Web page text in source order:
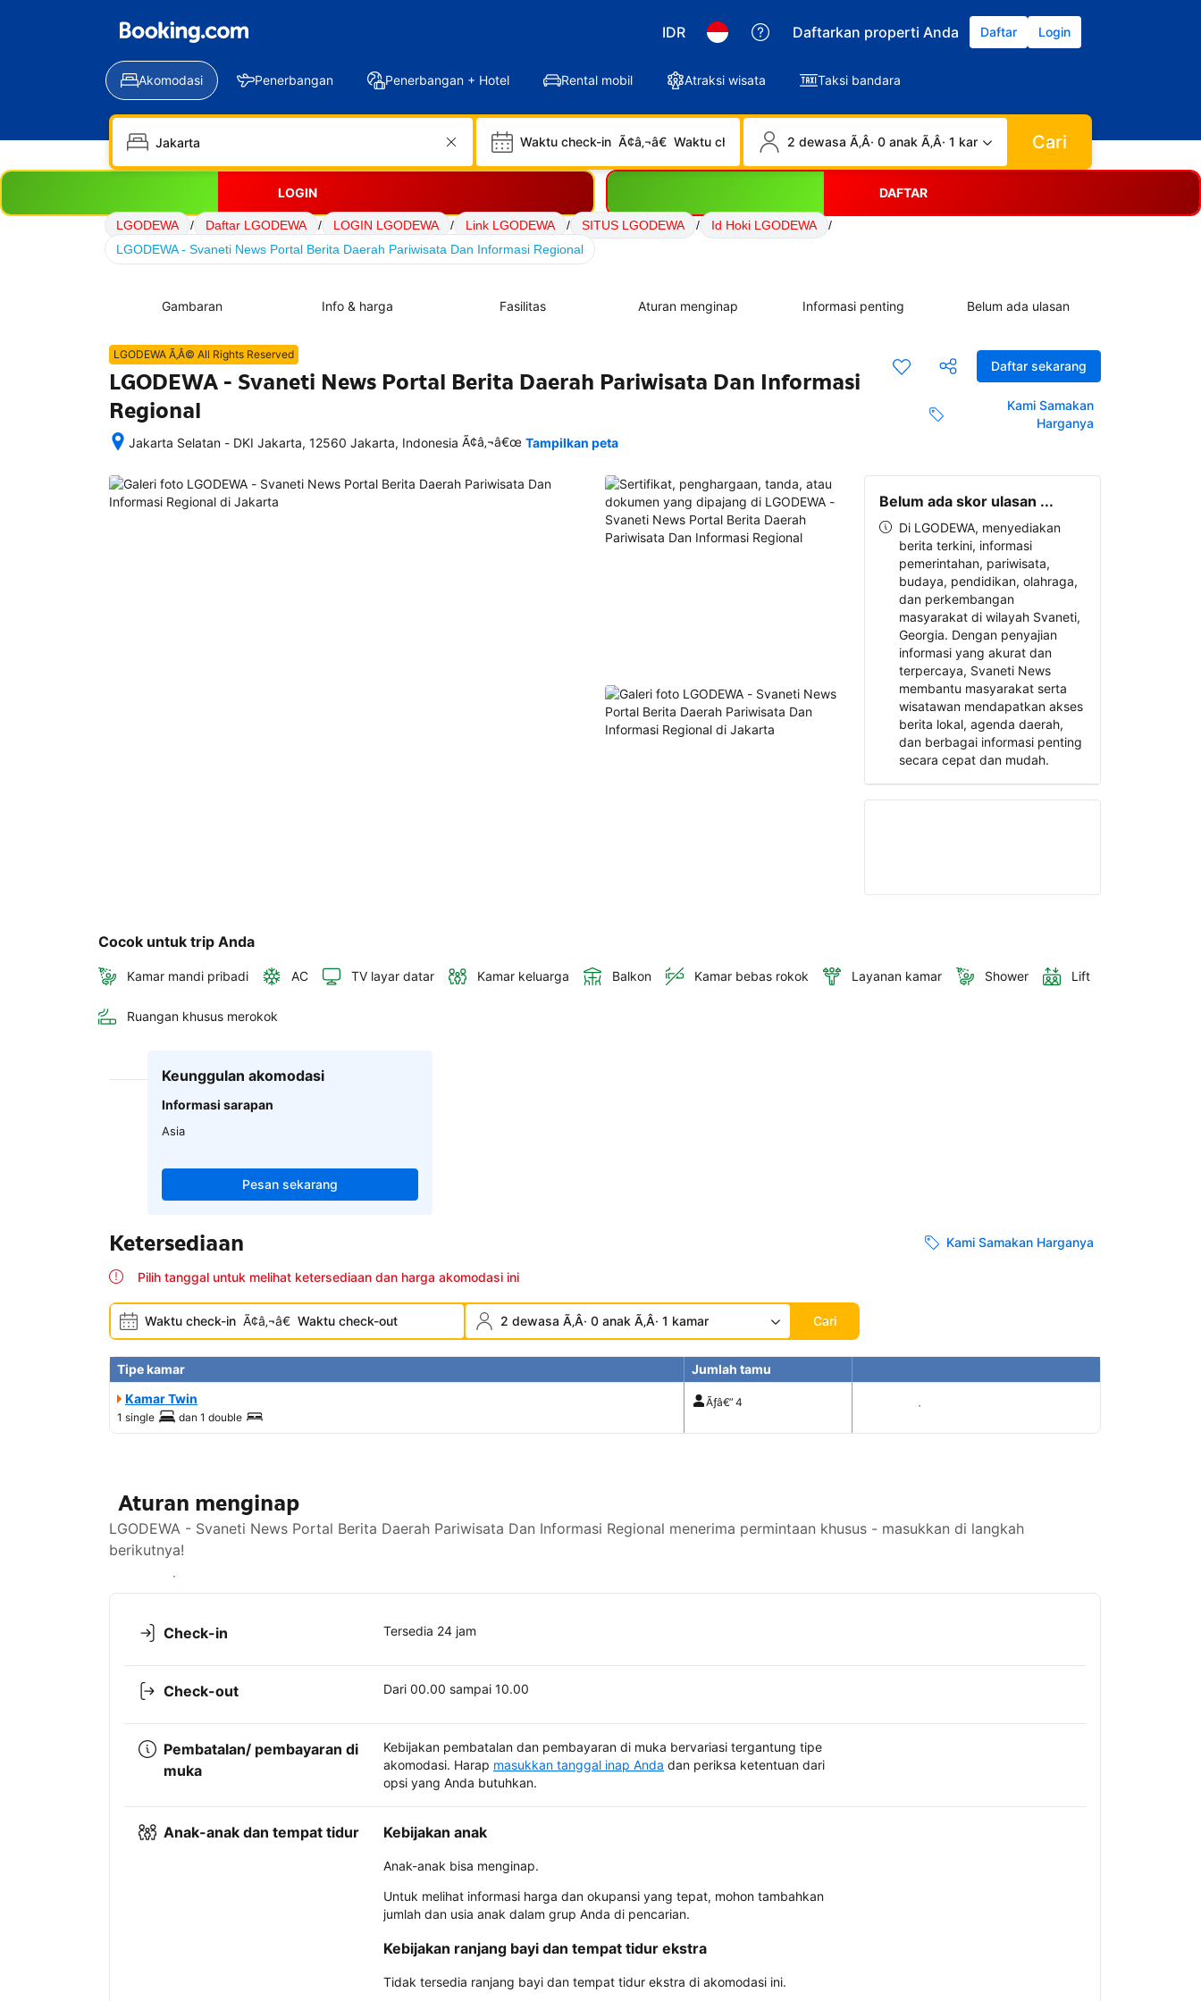
IDR Daftarkan properti Anda Daftar Login
Akomodasi Penerbangan Penerbangan + Hotel Rental mobil Atraksi wisata Taksi bandara
Waktu check-in Ã¢â‚¬â€ Waktu check-out 2 dewasa Ã‚Â· 0 anak Ã‚Â· 1 kamar Cari
LOGIN DAFTAR
LGODEWA / Daftar LGODEWA / LOGIN LGODEWA / Link LGODEWA / SITUS LGODEWA / Id Hoki LGODEWA
/
LGODEWA - Svaneti News Portal Berita Daerah Pariwisata Dan Informasi Regional
Gambaran Info & harga Fasilitas Aturan menginap Informasi penting Belum ada ulasan
Daftar sekarang
Kami Samakan
Harganya
LGODEWA Ã‚Â© All Rights Reserved
LGODEWA - Svaneti News Portal Berita Daerah Pariwisata Dan Informasi
Regional
Jakarta Selatan - DKI Jakarta, 12560 Jakarta, Indonesia
memesan,
semua
Ã¢â‚¬â€œ Tampilkan peta
Belum ada skor ulasan ...
Di LGODEWA, menyediakan
berita terkini, informasi
pemerintahan, pariwisata,
budaya, pendidikan, olahraga,
dan perkembangan
masyarakat di wilayah Svaneti,
Georgia. Dengan penyajian
informasi yang akurat dan
terpercaya, Svaneti News
membantu masyarakat serta
wisatawan mendapatkan akses
berita lokal, agenda daerah,
dan berbagai informasi penting
secara cepat dan mudah.
Cocok untuk trip Anda
Kamar mandi pribadi AC TV layar datar Kamar keluarga Balkon Kamar bebas rokok Layanan kamar Shower Lift
Ruangan khusus merokok
Keunggulan akomodasi
Informasi sarapan
Asia
Pesan sekarang
Ketersediaan Kami Samakan Harganya
Pilih tanggal untuk melihat ketersediaan dan harga akomodasi ini
Waktu check-in Ã¢â‚¬â€ Waktu check-out 2 dewasa Ã‚Â· 0 anak Ã‚Â· 1 kamar Cari
Tipe kamar
Jumlah tamu
Kamar Twin
1 single dan 1 double
Ãƒâ€” 4 Tampilkan harga
Aturan menginap
LGODEWA - Svaneti News Portal Berita Daerah Pariwisata Dan Informasi Regional menerima permintaan khusus - masukkan di langkah
berikutnya!
Lihat ketersediaan
Check-in Tersedia 24 jam
Check-out Dari 00.00 sampai 10.00
Pembatalan/ pembayaran di
muka
Kebijakan pembatalan dan pembayaran di muka bervariasi tergantung tipe
akomodasi. Harap masukkan tanggal inap Anda dan periksa ketentuan dari
opsi yang Anda butuhkan.
Anak-anak dan tempat tidur Kebijakan anak
Anak-anak bisa menginap.
Untuk melihat informasi harga dan okupansi yang tepat, mohon tambahkan
jumlah dan usia anak dalam grup Anda di pencarian.
Kebijakan ranjang bayi dan tempat tidur ekstra
Tidak tersedia ranjang bayi dan tempat tidur ekstra di akomodasi ini.